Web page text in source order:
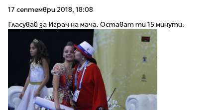
17 септември 2018, 18:08
Гласувай за Играч на мача. Остават ти 15 минути.